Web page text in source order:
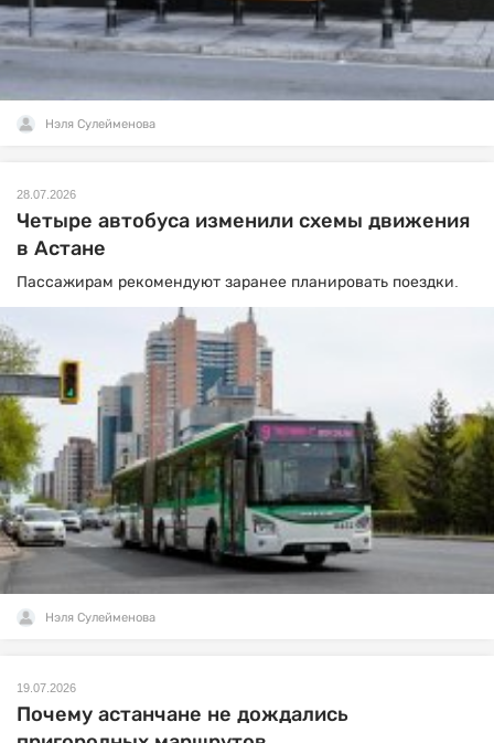
Нэля Сулейменова
28.07.2026
Четыре автобуса изменили схемы движения
в Астане
Пассажирам рекомендуют заранее планировать поездки.
Нэля Сулейменова
19.07.2026
Почему астанчане не дождались